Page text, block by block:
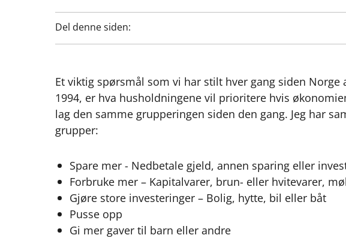
Del denne siden:
Et viktig spørsmål som vi har stilt hver gang siden Norge
1994, er hva husholdningene vil prioritere hvis
lag den samme grupperingen siden den gang. Jeg har
grupper:
Spare mer - Nedbetale gjeld, annen sparing eller
Forbruke mer – Kapitalvarer, brun- eller hvitevarer,
Gjøre store investeringer – Bolig, hytte, bil eller båt
Pusse opp
Gi mer gaver til barn eller andre